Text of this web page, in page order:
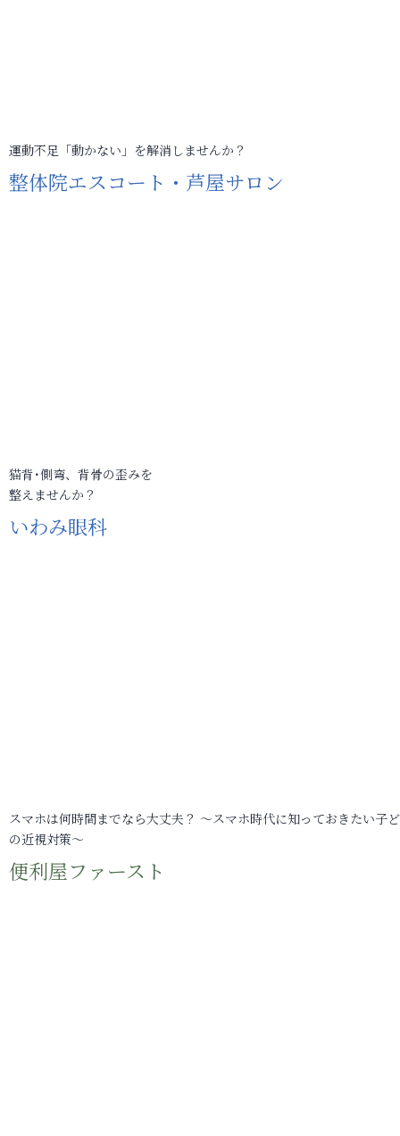
運動不足「動かない」を解消しませんか？
整体院エスコート・芦屋サロン
猫背･側弯、背骨の歪みを
整えませんか？
いわみ眼科
スマホは何時間までなら大丈夫？ ～スマホ時代に知っておきたい子
の近視対策～
便利屋ファースト